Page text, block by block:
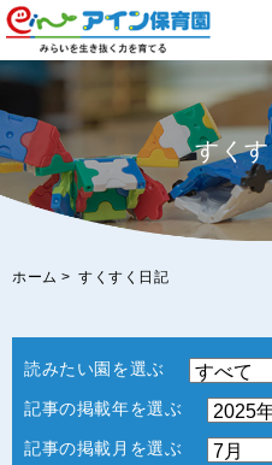
すく
ホーム > すくすく日記
読みたい園を選ぶ
記事の掲載年を選ぶ
記事の掲載月を選ぶ